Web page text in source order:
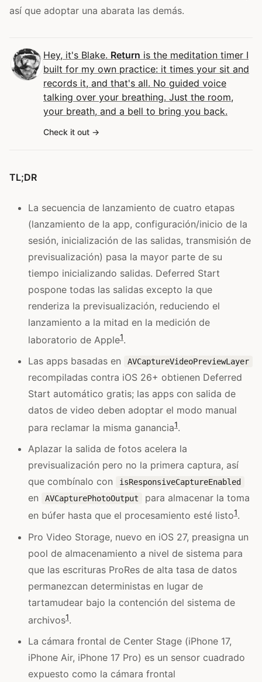
así que adoptar una abarata las demás.
Hey, it's Blake. Return is the meditation timer I
built for my own practice: it times your sit and
records it, and that's all. No guided voice
talking over your breathing. Just the room,
your breath, and a bell to bring you back.
Check it out
TL;DR
La secuencia de lanzamiento de cuatro etapas
(lanzamiento de la app, configuración/inicio de la
sesión, inicialización de las salidas, transmisión de
previsualización) pasa la mayor parte de su
tiempo inicializando salidas. Deferred Start
pospone todas las salidas excepto la que
renderiza la previsualización, reduciendo el
lanzamiento a la mitad en la medición de
laboratorio de Apple1.
Las apps basadas en
AVCaptureVideoPreviewLayer
recompiladas contra iOS 26+ obtienen Deferred
Start automático gratis; las apps con salida de
datos de video deben adoptar el modo manual
para reclamar la misma ganancia1.
Aplazar la salida de fotos acelera la
previsualización pero no la primera captura, así
que combínalo con
isResponsiveCaptureEnabled
en AVCapturePhotoOutput
para almacenar la toma
en búfer hasta que el procesamiento esté listo1.
Pro Video Storage, nuevo en iOS 27, preasigna un
pool de almacenamiento a nivel de sistema para
que las escrituras ProRes de alta tasa de datos
permanezcan deterministas en lugar de
tartamudear bajo la contención del sistema de
archivos1.
La cámara frontal de Center Stage (iPhone 17,
iPhone Air, iPhone 17 Pro) es un sensor cuadrado
expuesto como la cámara frontal